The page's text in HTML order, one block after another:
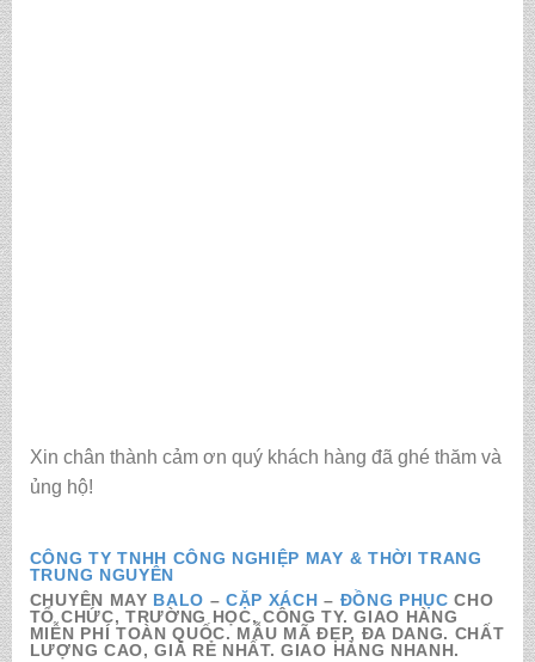
Xin chân thành cảm ơn quý khách hàng đã ghé thăm và
ủng hộ!
CÔNG TY TNHH CÔNG NGHIỆP MAY & THỜI TRANG
TRUNG NGUYÊN
CHUYÊN MAY BALO –CẶP XÁCH – ĐỒNG PHỤC CHO
TỔ CHỨC, TRƯỜNG HỌC, CÔNG TY. GIAO HÀNG
MIỄN PHÍ TOÀN QUỐC. MẪU MÃ ĐẸP, ĐA DANG. CHẤT
LƯỢNG CAO, GIÁ RẺ NHẤT. GIAO HÀNG NHANH.